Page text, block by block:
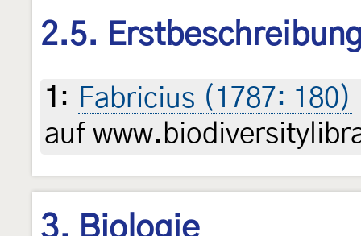
2.5.
1 : Fabricius (1787: 180)
auf
3. Biologie